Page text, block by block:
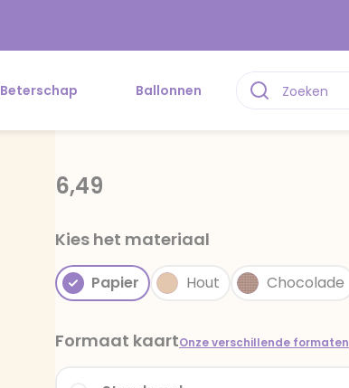
Beterschap Ballonnen
6,49
Kies het materiaal
Papier Hout Chocolade
Formaat kaartOnze verschillende formaten